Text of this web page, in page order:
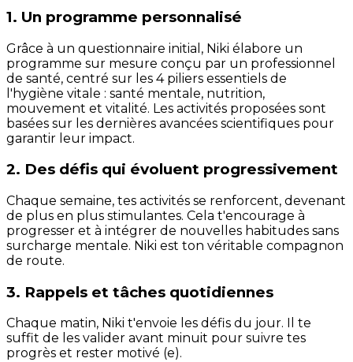
1. Un programme personnalisé
Grâce à un questionnaire initial, Niki élabore un
programme sur mesure conçu par un professionnel
de santé, centré sur les 4 piliers essentiels de
l'hygiène vitale : santé mentale, nutrition,
mouvement et vitalité. Les activités proposées sont
basées sur les dernières avancées scientifiques pour
garantir leur impact.
2. Des défis qui évoluent progressivement
Chaque semaine, tes activités se renforcent, devenant
de plus en plus stimulantes. Cela t'encourage à
progresser et à intégrer de nouvelles habitudes sans
surcharge mentale. Niki est ton véritable compagnon
de route.
3. Rappels et tâches quotidiennes
Chaque matin, Niki t'envoie les défis du jour. Il te
suffit de les valider avant minuit pour suivre tes
progrès et rester motivé (e).